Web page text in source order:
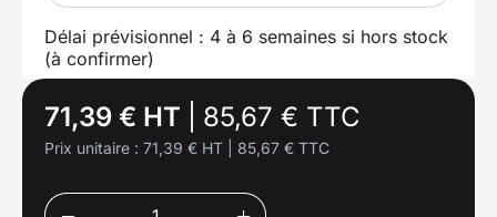
Délai prévisionnel : 4 à 6 semaines si hors stock
(à confirmer)
71,39 € HT 85,67 € TTC
Prix unitaire : 71,39 € HT 85,67 € TTC